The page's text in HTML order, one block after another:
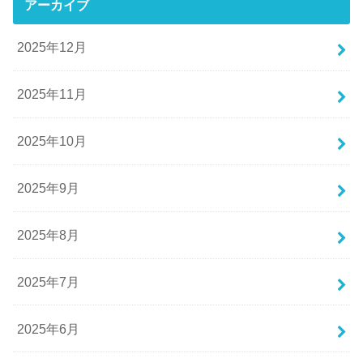
アーカイブ
2025年12月
2025年11月
2025年10月
2025年9月
2025年8月
2025年7月
2025年6月